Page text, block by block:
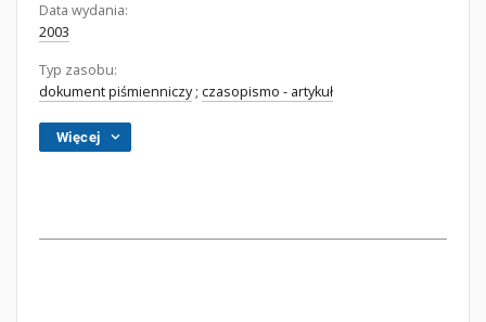
Data wydania:
2003
Typ zasobu:
dokument piśmienniczy; czasopismo - artykuł
Więcej